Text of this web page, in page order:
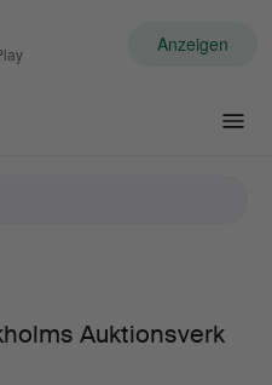
Anzeigen
Auktionsverk